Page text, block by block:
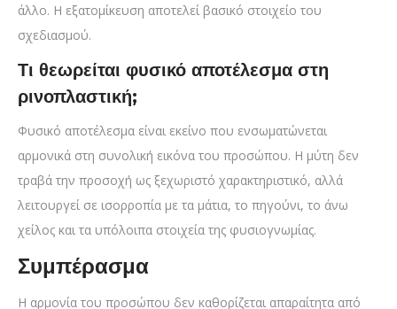
άλλο. Η εξατομίκευση αποτελεί βασικό στοιχείο του
σχεδιασμού.
Τι θεωρείται φυσικό αποτέλεσμα στη
ρινοπλαστική;
Φυσικό αποτέλεσμα είναι εκείνο που ενσωματώνεται
αρμονικά στη συνολική εικόνα του προσώπου. Η μύτη δεν
τραβά την προσοχή ως ξεχωριστό χαρακτηριστικό, αλλά
λειτουργεί σε ισορροπία με τα μάτια, το πηγούνι, το άνω
χείλος και τα υπόλοιπα στοιχεία της φυσιογνωμίας.
Συμπέρασμα
Η αρμονία του προσώπου δεν καθορίζεται απαραίτητα από